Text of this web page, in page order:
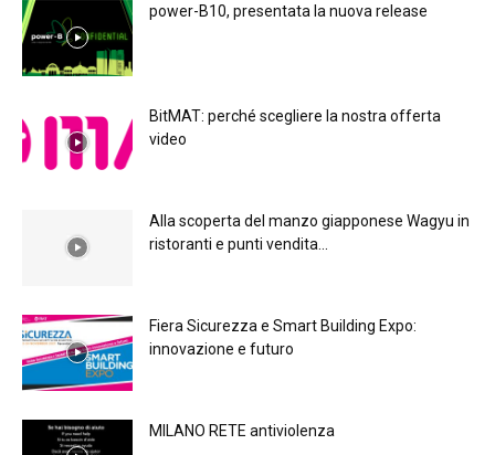
power-B10, presentata la nuova release
BitMAT: perché scegliere la nostra offerta
video
Alla scoperta del manzo giapponese Wagyu in
ristoranti e punti vendita...
Fiera Sicurezza e Smart Building Expo:
innovazione e futuro
MILANO RETE antiviolenza